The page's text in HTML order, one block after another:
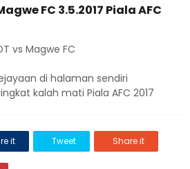
FC 3.5.2017 Piala AFC
vs Magwe FC
di halaman sendiri
kalah mati Piala AFC 2017
it Tweet Share it